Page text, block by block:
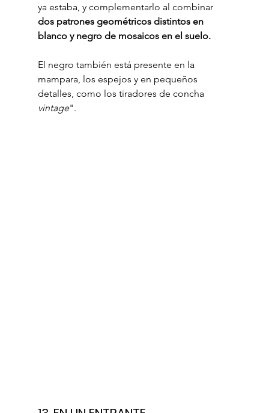
ya estaba, y complementarlo al combinar
dos patrones geométricos distintos en
blanco y negro de mosaicos en el suelo.
El negro también está presente en la
mampara, los espejos y en pequeños
detalles, como los tiradores de concha
vintage".